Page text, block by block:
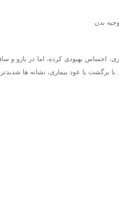
بدن
احساس بهبودی کرده، اما در بازو
با برگشت یا عود بیماری، نشانه ها